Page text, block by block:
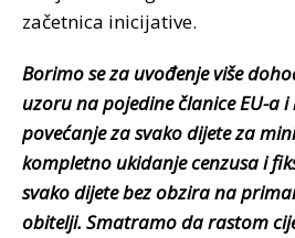
začetnica inicijative.
Borimo se za uvođenje više
uzoru na pojedine članice EU-a i
povećanje za svako dijete za
kompletno ukidanje cenzusa i
svako dijete bez obzira na
obitelji. Smatramo da rastom